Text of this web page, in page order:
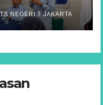
NEGERI 7 JAKARTA